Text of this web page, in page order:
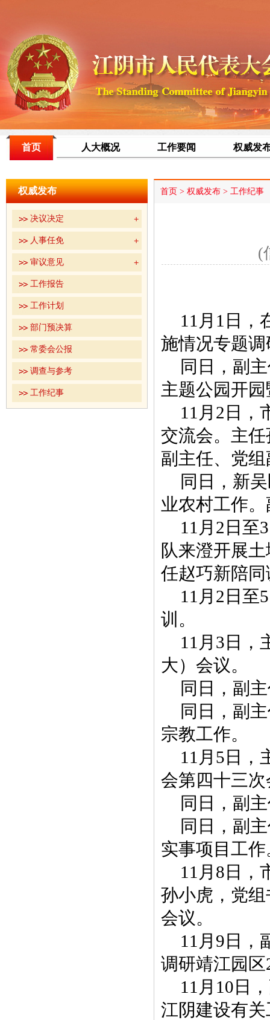
首页 人大概况 工作要闻 权威发
权威发布
决议决定
人事任免
审议意见
工作报告
工作计划
部门预决算
常委会公报
调查与参考
工作纪事
首页 > 权威发布 > 工作纪事
(
11月1日，
施情况专题
同日，副
主题公园开
11月2日，
交流会。主
副主任、党
同日，新
业农村工作
11月2日至
队来澄开展
任赵巧新陪
11月2日至
训。
11月3日，
大）会议。
同日，副
同日，副
宗教工作。
11月5日，
会第四十三
同日，副
同日，副
实事项目工作
11月8日，
孙小虎，党
会议。
11月9日，
调研靖江园
11月10日
江阴建设有